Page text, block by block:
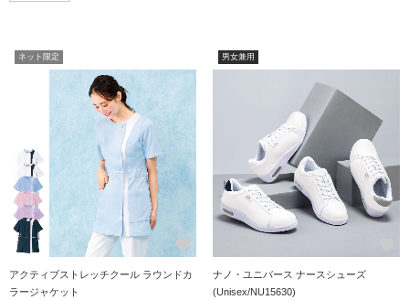
ネット限定
favorite
アクティブストレッチクール ラウンドカ
ラージャケット
男女兼用
ナノ・ユニバース ナースシューズ
(Unisex/NU15630)